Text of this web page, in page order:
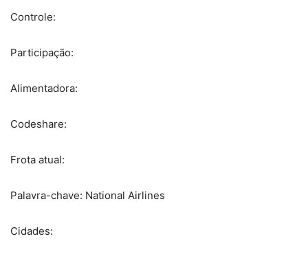
Controle:
Participação:
Alimentadora:
Codeshare:
Frota atual:
Palavra-chave: National Airlines
Cidades: